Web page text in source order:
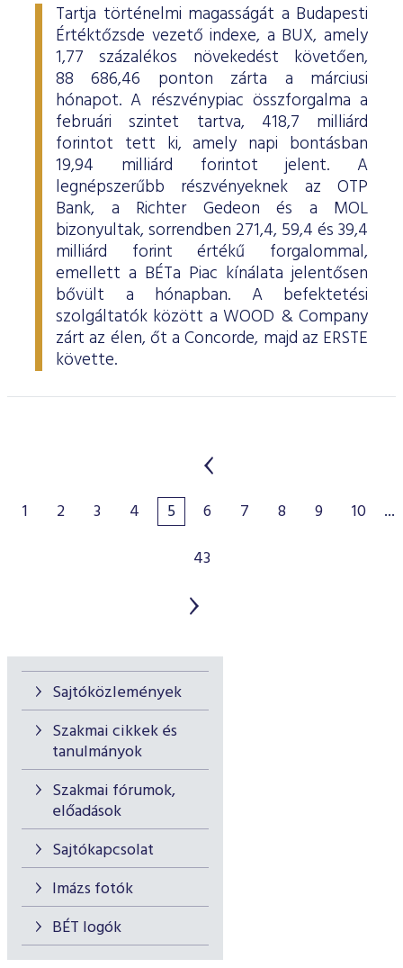
Sajtóközlemények
Szakmai cikkek és
tanulmányok
Szakmai fórumok,
előadások
Sajtókapcsolat
Imázs fotók
BÉT logók
Tartja történelmi magasságát a Budapesti
Értéktőzsde vezető indexe, a BUX, amely
1,77 százalékos növekedést követően,
88 686,46 ponton zárta a márciusi
hónapot. A részvénypiac összforgalma a
februári szintet tartva, 418,7 milliárd
forintot tett ki, amely napi bontásban
19,94 milliárd forintot jelent. A
legnépszerűbb részvényeknek az OTP
Bank, a Richter Gedeon és a MOL
bizonyultak, sorrendben 271,4, 59,4 és 39,4
milliárd forint értékű forgalommal,
emellett a BÉTa Piac kínálata jelentősen
bővült a hónapban. A befektetési
szolgáltatók között a WOOD & Company
zárt az élen, őt a Concorde, majd az ERSTE
követte.
1 2 3 4 5 6 7 8 9 10
...
43